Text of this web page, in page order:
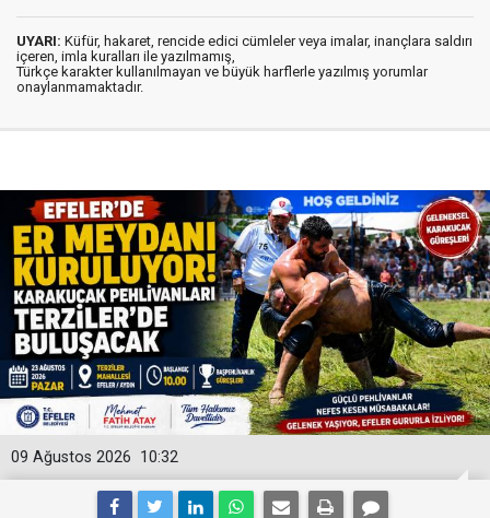
UYARI: Küfür, hakaret, rencide edici cümleler veya imalar, inançlara saldırı
içeren, imla kuralları ile yazılmamış,
Türkçe karakter kullanılmayan ve büyük harflerle yazılmış yorumlar
onaylanmamaktadır.
10:32
09 Ağustos 2026